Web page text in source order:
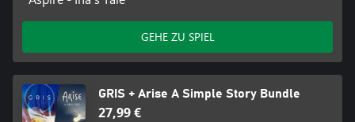
GEHE ZU SPIEL
GRIS + Arise A Simple Story Bundle
27,99 €